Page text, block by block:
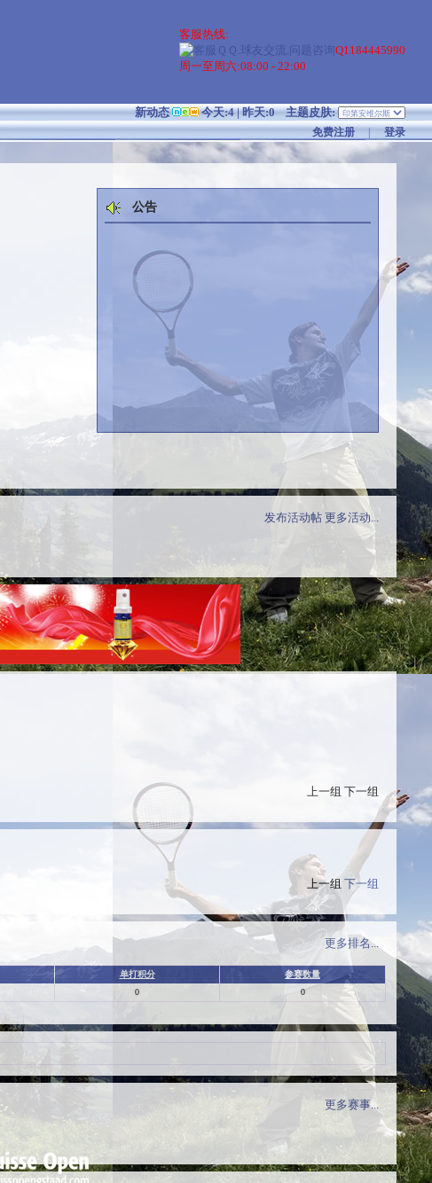
客服热线:
Q1184445990
周一至周六:08:00 - 22:00
新动态 今天:4 | 昨天:0主题皮肤:
免费注册 登录
公告
发布活动帖 更多活动...
上一组 下一组
上一组 下一组
更多排名...
单打积分
参赛数量
0 0
更多赛事...